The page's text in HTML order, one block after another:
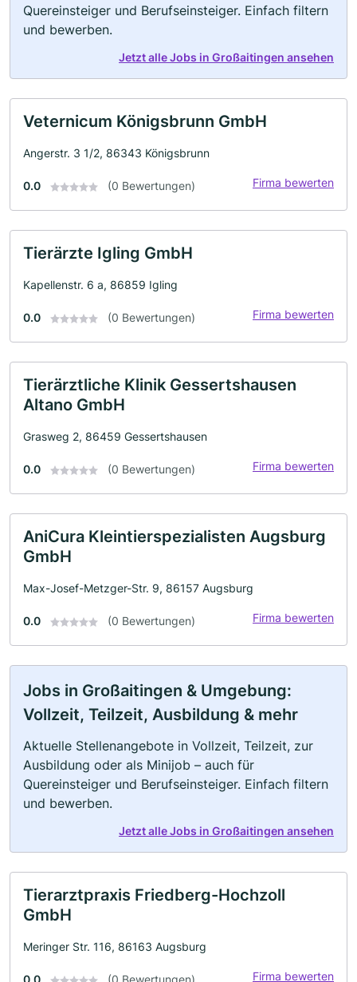
Quereinsteiger und Berufseinsteiger. Einfach filtern
und bewerben.
Jetzt alle Jobs in Großaitingen ansehen
Veternicum Königsbrunn GmbH
Angerstr. 3 1/2, 86343 Königsbrunn
0.0 (0 Bewertungen) Firma bewerten
Tierärzte Igling GmbH
Kapellenstr. 6 a, 86859 Igling
0.0 (0 Bewertungen) Firma bewerten
Tierärztliche Klinik Gessertshausen
Altano GmbH
Grasweg 2, 86459 Gessertshausen
0.0 (0 Bewertungen) Firma bewerten
AniCura Kleintierspezialisten Augsburg
GmbH
Max-Josef-Metzger-Str. 9, 86157 Augsburg
0.0 (0 Bewertungen) Firma bewerten
Jobs in Großaitingen & Umgebung:
Vollzeit, Teilzeit, Ausbildung & mehr
Aktuelle Stellenangebote in Vollzeit, Teilzeit, zur
Ausbildung oder als Minijob – auch für
Quereinsteiger und Berufseinsteiger. Einfach filtern
und bewerben.
Jetzt alle Jobs in Großaitingen ansehen
Tierarztpraxis Friedberg-Hochzoll
GmbH
Meringer Str. 116, 86163 Augsburg
0.0 (0 Bewertungen) Firma bewerten